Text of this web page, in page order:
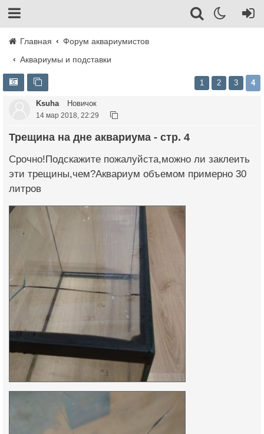
Главная
Форум аквариумистов
Аквариумы и подставки
1 2 3 4
Ksuha Новичок
14 мар 2018, 22:29
Трещина на дне аквариума - стр. 4
Срочно!Подскажите пожалуйста,можно ли заклеить
эти трещины,чем?Аквариум объемом примерно 30
литров